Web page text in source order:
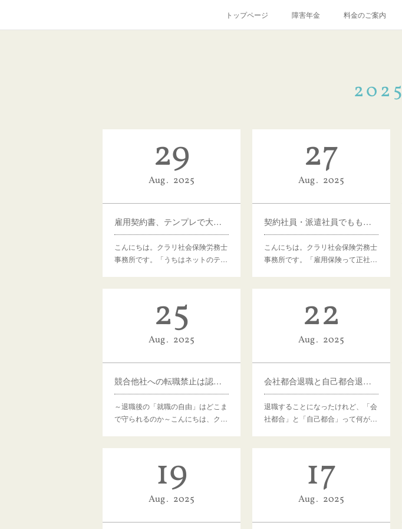
トップページ 障害年金 料金のご案内
2025
29
Aug 2025
雇用契約書、テンプレで大丈夫？御社に“合っていない”かも
こんにちは。クラリ社会保険労務士
事務所です。「うちはネットのテ…
27
Aug 2025
契約社員・派遣社員でももらえる？知らないと損する雇用保険の基本
こんにちは。クラリ社会保険労務士
事務所です。「雇用保険って正社…
25
Aug 2025
競合他社への転職禁止は認められる？
～退職後の「就職の自由」はどこま
で守られるのか～こんにちは、ク…
22
Aug 2025
会社都合退職と自己都合退職のちがいって何？
退職することになったけれど、「会
社都合」と「自己都合」って何が…
19
Aug 2025
17
Aug 2025